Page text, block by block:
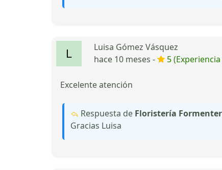
Luisa Gómez Vásquez
hace 10 meses -
5
Excelente atención
Respuesta de Floristería
Gracias Luisa